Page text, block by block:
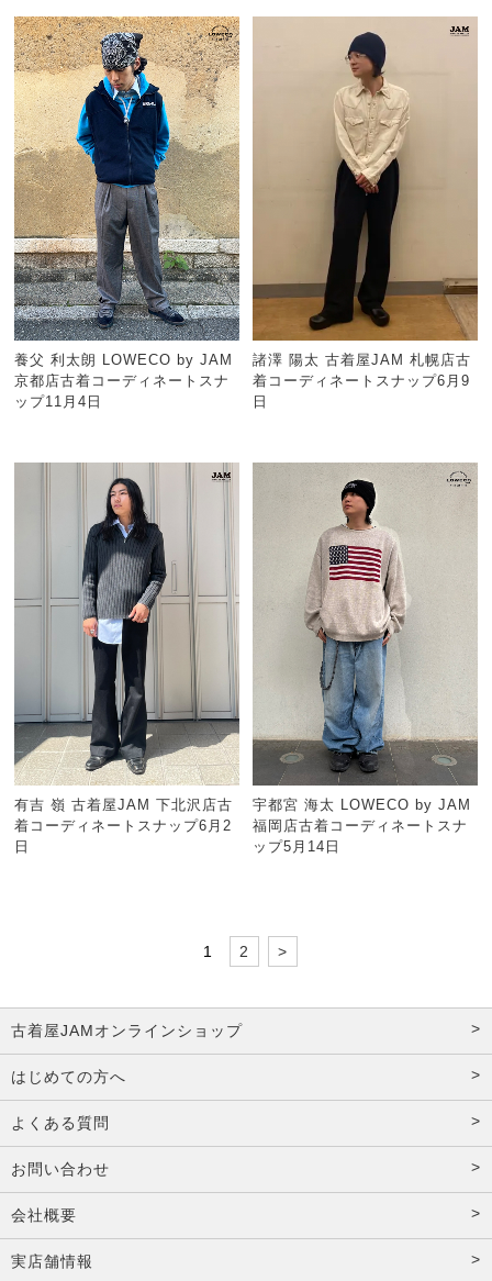
養父 利太朗 LOWECO by JAM
京都店古着コーディネートスナ
ップ11月4日
諸澤 陽太 古着屋JAM 札幌店古
着コーディネートスナップ6月9
日
有吉 嶺 古着屋JAM 下北沢店古
着コーディネートスナップ6月2
日
宇都宮 海太 LOWECO by JAM
福岡店古着コーディネートスナ
ップ5月14日
1 2 >
古着屋JAMオンラインショップ
はじめての方へ
よくある質問
お問い合わせ
会社概要
実店舗情報